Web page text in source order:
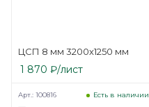
ЦСП 8 мм 3200х1250 мм
1 870 ₽/лист
Есть в наличии
Арт.: 100816